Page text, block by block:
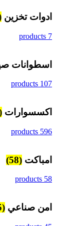
ادوات تخزين
7 products
اسطوانات
107 products
اكسسوارات
596 products
امباكت (58)
58 products
امن صناعي (45)